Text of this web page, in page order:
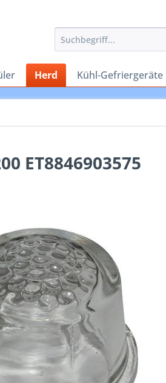
Herd Kühl-Gefriergeräte
ET8846903575